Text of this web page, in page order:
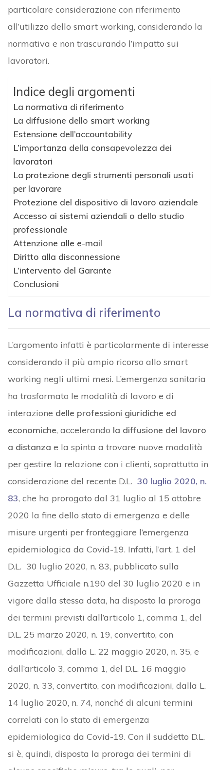
particolare considerazione con riferimento
all’utilizzo dello smart working, considerando la
normativa e non trascurando l’impatto sui
lavoratori.
Indice degli argomenti
La normativa di riferimento
La diffusione dello smart working
Estensione dell’accountability
L’importanza della consapevolezza dei
lavoratori
La protezione degli strumenti personali usati
per lavorare
Protezione del dispositivo di lavoro aziendale
Accesso ai sistemi aziendali o dello studio
professionale
Attenzione alle e-mail
Diritto alla disconnessione
L’intervento del Garante
Conclusioni
La normativa di riferimento
L’argomento infatti è particolarmente di interesse
considerando il più ampio ricorso allo smart
working negli ultimi mesi. L’emergenza sanitaria
ha trasformato le modalità di lavoro e di
interazione delle professioni giuridiche ed
economiche, accelerando la diffusione del lavoro
a distanza e la spinta a trovare nuove modalità
per gestire la relazione con i clienti, soprattutto in
considerazione del recente D.L. 30 luglio 2020, n.
83, che ha prorogato dal 31 luglio al 15 ottobre
2020 la fine dello stato di emergenza e delle
misure urgenti per fronteggiare l’emergenza
epidemiologica da Covid-19. Infatti, l’art. 1 del
D.L. 30 luglio 2020, n. 83, pubblicato sulla
Gazzetta Ufficiale n.190 del 30 luglio 2020 e in
vigore dalla stessa data, ha disposto la proroga
dei termini previsti dall’articolo 1, comma 1, del
D.L. 25 marzo 2020, n. 19, convertito, con
modificazioni, dalla L. 22 maggio 2020, n. 35, e
dall’articolo 3, comma 1, del D.L. 16 maggio
2020, n. 33, convertito, con modificazioni, dalla L.
14 luglio 2020, n. 74, nonché di alcuni termini
correlati con lo stato di emergenza
epidemiologica da Covid-19. Con il suddetto D.L.
si è, quindi, disposta la proroga dei termini di